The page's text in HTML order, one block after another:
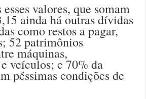
valores, que somam
ainda há outras dívidas
como restos a pagar,
52 patrimônios
máquinas,
veículos; e 70% da
péssimas condições de